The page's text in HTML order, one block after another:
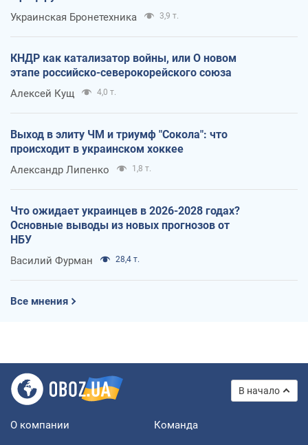
Украинская Бронетехника 3,9 т.
КНДР как катализатор войны, или О новом
этапе российско-северокорейского союза
Алексей Кущ 4,0 т.
Выход в элиту ЧМ и триумф "Сокола": что
происходит в украинском хоккее
Александр Липенко 1,8 т.
Что ожидает украинцев в 2026-2028 годах?
Основные выводы из новых прогнозов от
НБУ
Василий Фурман 28,4 т.
Все мнения
В начало
О компании Команда